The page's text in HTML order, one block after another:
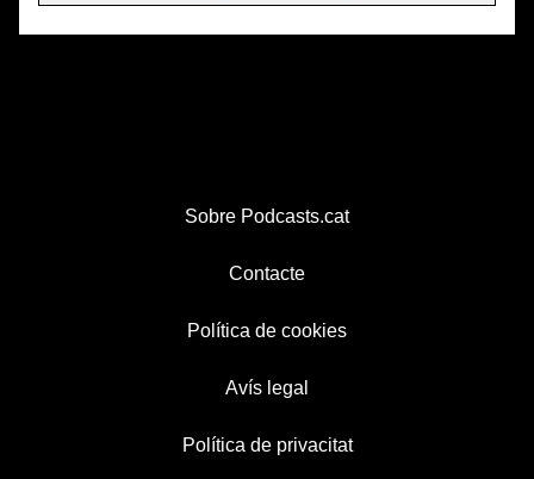
Sobre Podcasts.cat
Contacte
Política de cookies
Avís legal
Política de privacitat